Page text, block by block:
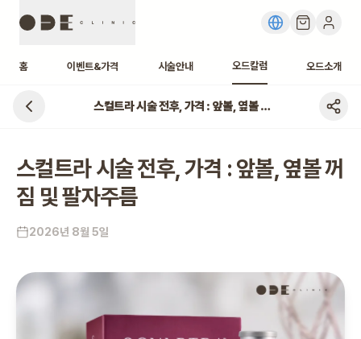
홈 이벤트&가격 시술안내 오드칼럼 오드소개
스컬트라 시술 전후, 가격 : 앞볼, 옆볼 꺼짐 및 팔자주름
스컬트라 시술 전후, 가격 : 앞볼, 옆볼 꺼
짐 및 팔자주름
2026년 8월 5일